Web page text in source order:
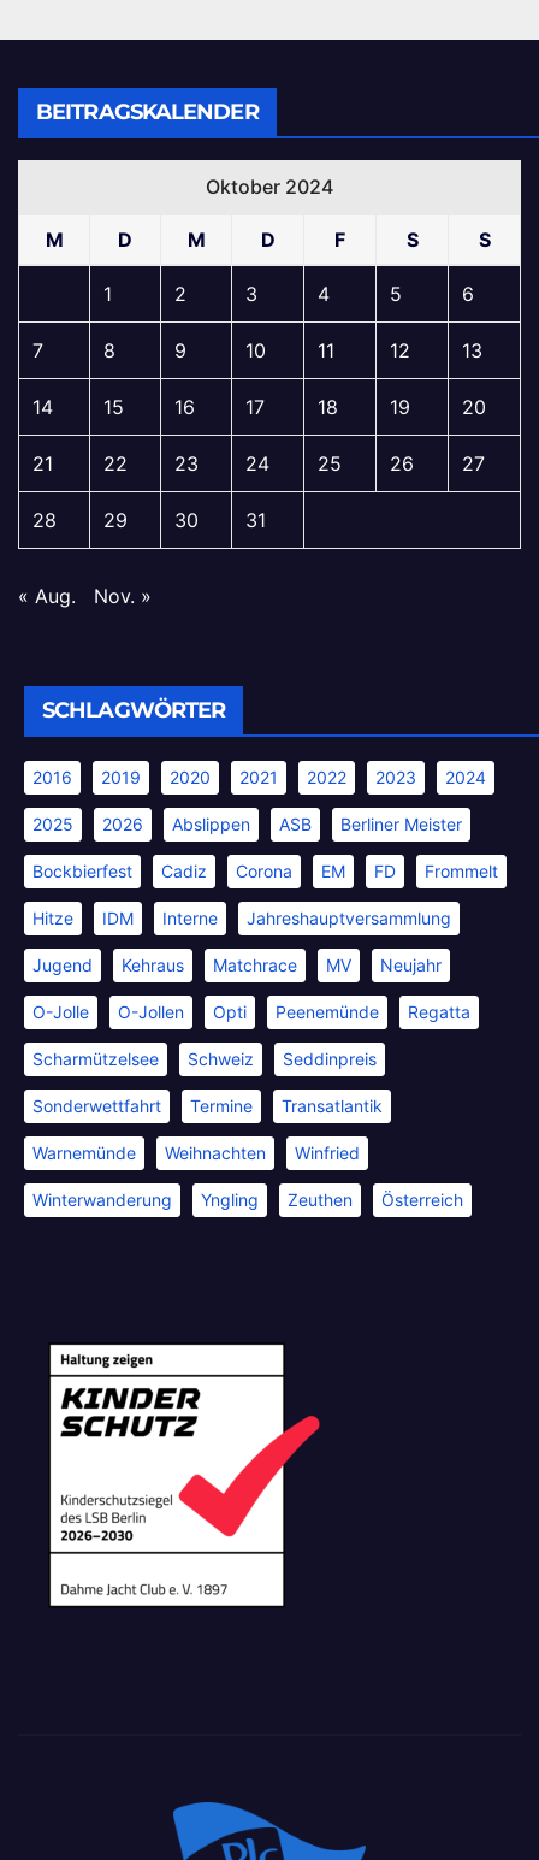
BEITRAGSKALENDER
Oktober 2024
M D M D F S S
1 2 3 4 5 6
7 8 9 10 11 12 13
14 15 16 17 18 19 20
21 22 23 24 25 26 27
28 29 30 31
« Aug. Nov. »
SCHLAGWÖRTER
2016 2019 2020 2021 2022 2023 2024
2025 2026 Abslippen ASB Berliner Meister
Bockbierfest Cadiz Corona EM FD Frommelt
Hitze IDM Interne Jahreshauptversammlung
Jugend Kehraus Matchrace MV Neujahr
O-Jolle O-Jollen Opti Peenemünde Regatta
Scharmützelsee Schweiz Seddinpreis
Sonderwettfahrt Termine Transatlantik
Warnemünde Weihnachten Winfried
Winterwanderung Yngling Zeuthen Österreich